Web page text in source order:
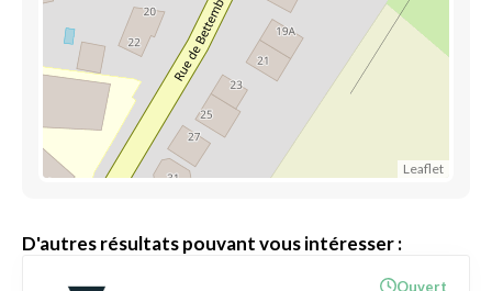
Leaflet
D'autres résultats pouvant vous intéresser :
Ouvert